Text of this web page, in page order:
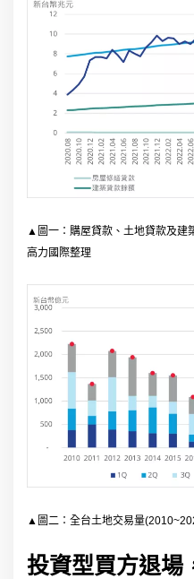
▲圖一：購屋貸款、土地貸款及建
高力國際整理
▲圖二：全台土地交易量
投資型買方退場